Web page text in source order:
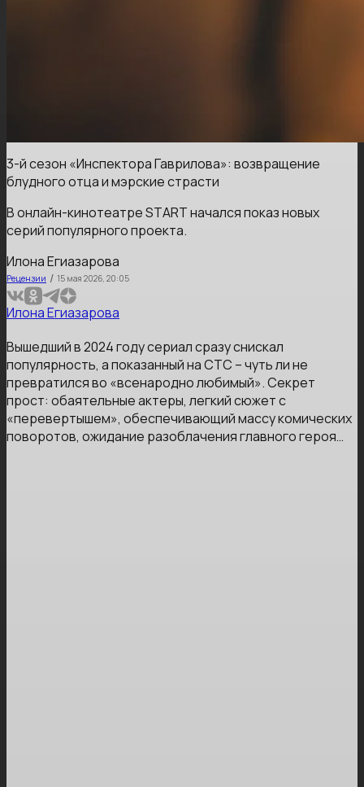
3-й сезон «Инспектора Гаврилова»: возвращение
блудного отца и мэрские страсти
В онлайн-кинотеатре START начался показ новых
серий популярного проекта.
Илона Егиазарова
Рецензии / 15 мая 2026, 20:05
Илона Егиазарова
Вышедший в 2024 году сериал сразу снискал
популярность, а показанный на СТС – чуть ли не
превратился во «всенародно любимый». Секрет
прост: обаятельные актеры, легкий сюжет с
«перевертышем», обеспечивающий массу комических
поворотов, ожидание разоблачения главного героя…